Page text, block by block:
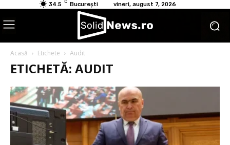
34.5 C București vineri, august 7, 2026
Acasă Etichete Audit
ETICHETĂ: AUDIT